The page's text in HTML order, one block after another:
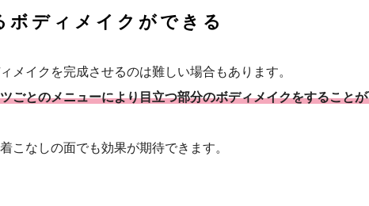
ボディメイクができる
メイクを完成させるのは難しい場合もあります。
ごとのメニューにより目立つ部分のボディメイクをすること
こなしの面でも効果が期待できます。